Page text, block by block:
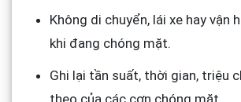
Không di chuyển, lái xe hay vận
khi đang chóng mặt.
Ghi lại tần suất, thời gian, triệu
theo của các cơn chóng mặt.